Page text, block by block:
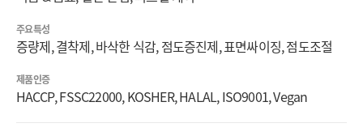
주요특성
증량제, 결착제, 바삭한 식감, 점도증진제, 표면싸이징, 점도조절
제품인증
HACCP, FSSC22000, KOSHER, HALAL, ISO9001, Vegan